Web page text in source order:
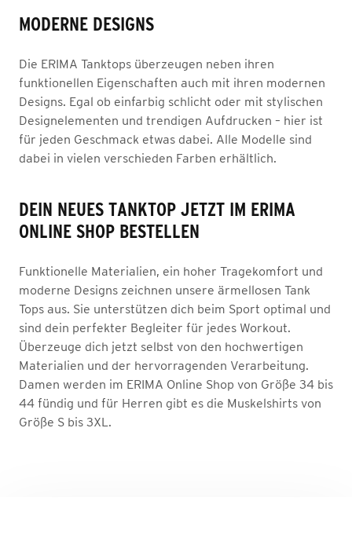
MODERNE DESIGNS
Die ERIMA Tanktops überzeugen neben ihren
funktionellen Eigenschaften auch mit ihren modernen
Designs. Egal ob einfarbig schlicht oder mit stylischen
Designelementen und trendigen Aufdrucken – hier ist
für jeden Geschmack etwas dabei. Alle Modelle sind
dabei in vielen verschieden Farben erhältlich.
DEIN NEUES TANKTOP JETZT IM ERIMA
ONLINE SHOP BESTELLEN
Funktionelle Materialien, ein hoher Tragekomfort und
moderne Designs zeichnen unsere ärmellosen Tank
Tops aus. Sie unterstützen dich beim Sport optimal und
sind dein perfekter Begleiter für jedes Workout.
Überzeuge dich jetzt selbst von den hochwertigen
Materialien und der hervorragenden Verarbeitung.
Damen werden im ERIMA Online Shop von Größe 34 bis
44 fündig und für Herren gibt es die Muskelshirts von
Größe S bis 3XL.